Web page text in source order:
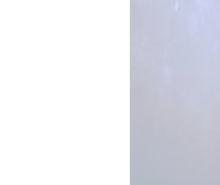
musicalu. Ma na swoim
gatunku, jak również w
tekstów piosenek i
inscenizacji "Les